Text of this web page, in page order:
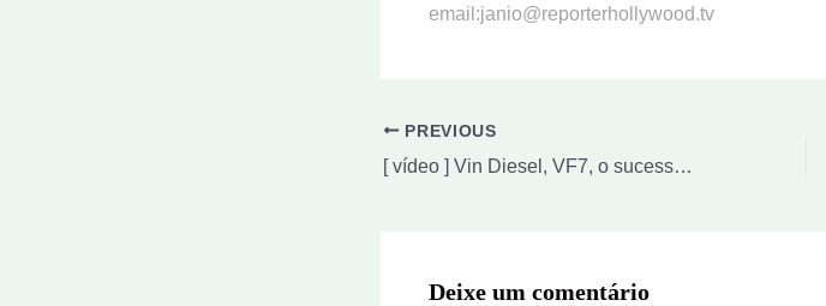
email:janio@reporterhollywood.tv
PREVIOUS
[ vídeo ] Vin Diesel, VF7, o sucesso inesperado, as brigas, os pegas, as manobras arriscadas.
Deixe um comentário